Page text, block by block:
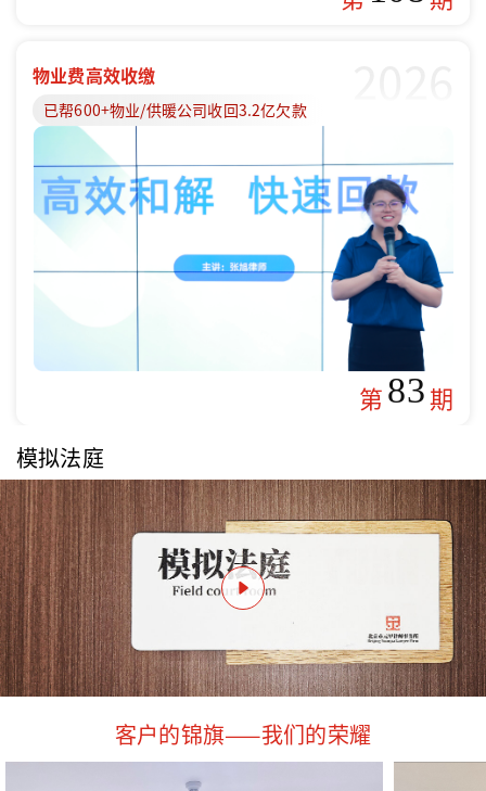
物业费高效收缴
已帮600+物业/供暖公司收回3.2亿欠款
第83期
模拟法庭
客户的锦旗——我们的荣耀